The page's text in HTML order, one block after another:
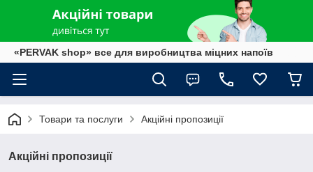
«PERVAK shop» все для виробництва міцних напоїв
Товари та послуги Акційні пропозиції
Акційні пропозиції